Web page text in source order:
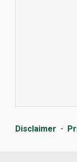
Disclaimer -